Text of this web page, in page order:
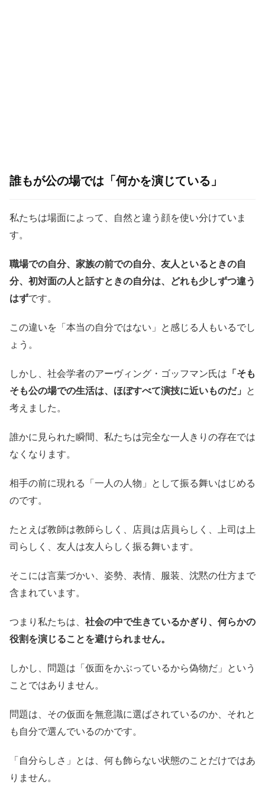
誰もが公の場では「何かを演じている」
私たちは場面によって、自然と違う顔を使い分けていま
す。
職場での自分、家族の前での自分、友人といるときの自
分、初対面の人と話すときの自分は、どれも少しずつ違う
はずです。
この違いを「本当の自分ではない」と感じる人もいるでし
ょう。
しかし、社会学者のアーヴィング・ゴッフマン氏は 「そも
そも公の場での生活は、ほぼすべて演技に近いものだ」 と
考えました。
誰かに見られた瞬間、私たちは完全な一人きりの存在では
なくなります。
相手の前に現れる「一人の人物」として振る舞いはじめる
のです。
たとえば教師は教師らしく、店員は店員らしく、上司は上
司らしく、友人は友人らしく振る舞います。
そこには言葉づかい、姿勢、表情、服装、沈黙の仕方まで
含まれています。
つまり私たちは、 社会の中で生きているかぎり、何らかの
役割を演じることを避けられません。
しかし、問題は「仮面をかぶっているから偽物だ」という
ことではありません。
問題は、その仮面を無意識に選ばされているのか、それと
も自分で選んでいるのかです。
「自分らしさ」とは、何も飾らない状態のことだけではあ
りません。